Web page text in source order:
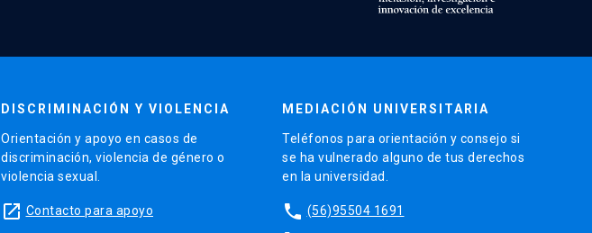
DISCRIMINACIÓN Y VIOLENCIA
Orientación y apoyo en casos de
discriminación, violencia de género o
violencia sexual.
launch Contacto para apoyo
MEDIACIÓN UNIVERSITARIA
Teléfonos para orientación y consejo si
se ha vulnerado alguno de tus derechos
en la universidad.
phone (56)95504 1691